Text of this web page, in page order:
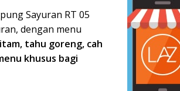
Sayuran RT 05
dengan menu
tahu goreng, cah
khusus bagi